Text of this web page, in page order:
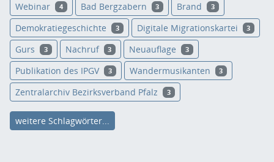
Webinar 4 Bad Bergzabern 3 Brand 3
Demokratiegeschichte 3 Digitale Migrationskartei 3
Gurs 3 Nachruf 3 Neuauflage 3
Publikation des IPGV 3 Wandermusikanten 3
Zentralarchiv Bezirksverband Pfalz 3
weitere Schlagwörter...